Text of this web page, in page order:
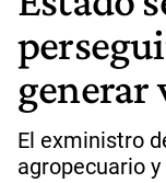
generar
El exministro
agropecuario